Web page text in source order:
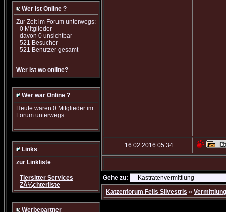
Wer ist Online ?
Zur Zeit im Forum unterwegs:
- 0 Mitglieder
- davon 0 unsichtbar
- 521 Besucher
- 521 Benutzer gesamt
Wer ist wo online?
Wer war Online ?
Heute waren 0 Mitglieder im
Forum unterwegs.
Links
zur Linkliste
- Tiersitter Services
- ZÃ¼chterliste
Werbepartner
16.02.2016 05:34
Gehe zu:
Katzenforum Felis Silvestris »